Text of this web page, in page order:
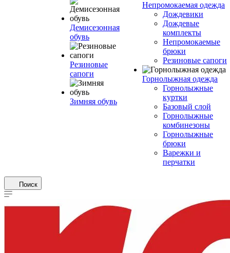
Демисезонная
обувь
Резиновые
сапоги
Зимняя обувь
Непромокаемая одежда
Дождевики
Дождевые
комплекты
Непромокаемые
брюки
Резиновые сапоги
Горнолыжная одежда
Горнолыжные
куртки
Базовый слой
Горнолыжные
комбинезоны
Горнолыжные
брюки
Варежки и
перчатки
Поиск